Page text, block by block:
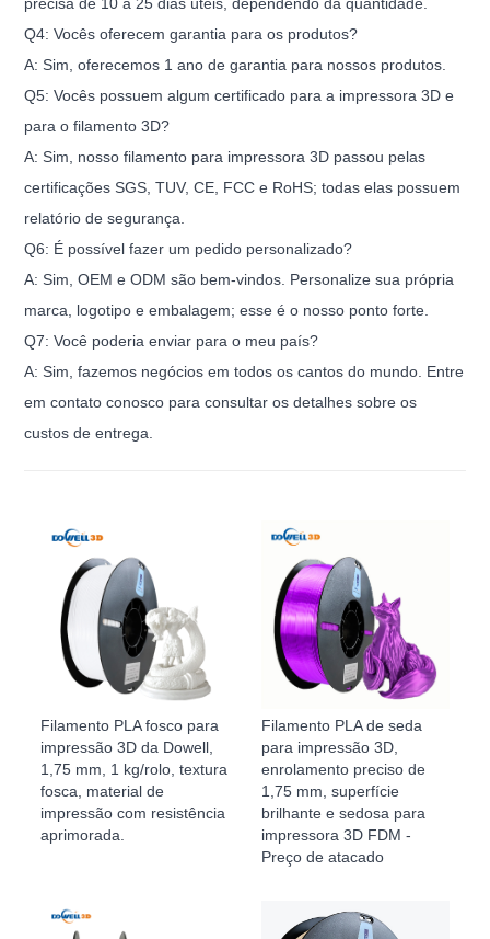
Q4: Vocês oferecem garantia para os produtos?
A: Sim, oferecemos 1 ano de garantia para nossos produtos.
Q5: Vocês possuem algum certificado para a impressora 3D e
para o filamento 3D?
A: Sim, nosso filamento para impressora 3D passou pelas
certificações SGS, TUV, CE, FCC e RoHS; todas elas possuem
relatório de segurança.
Q6: É possível fazer um pedido personalizado?
A: Sim, OEM e ODM são bem-vindos. Personalize sua própria
marca, logotipo e embalagem; esse é o nosso ponto forte.
Q7: Você poderia enviar para o meu país?
A: Sim, fazemos negócios em todos os cantos do mundo. Entre
em contato conosco para consultar os detalhes sobre os
custos de entrega.
Filamento PLA fosco para
impressão 3D da Dowell,
1,75 mm, 1 kg/rolo, textura
fosca, material de
impressão com resistência
aprimorada.
Filamento PLA de seda
para impressão 3D,
enrolamento preciso de
1,75 mm, superfície
brilhante e sedosa para
impressora 3D FDM -
Preço de atacado